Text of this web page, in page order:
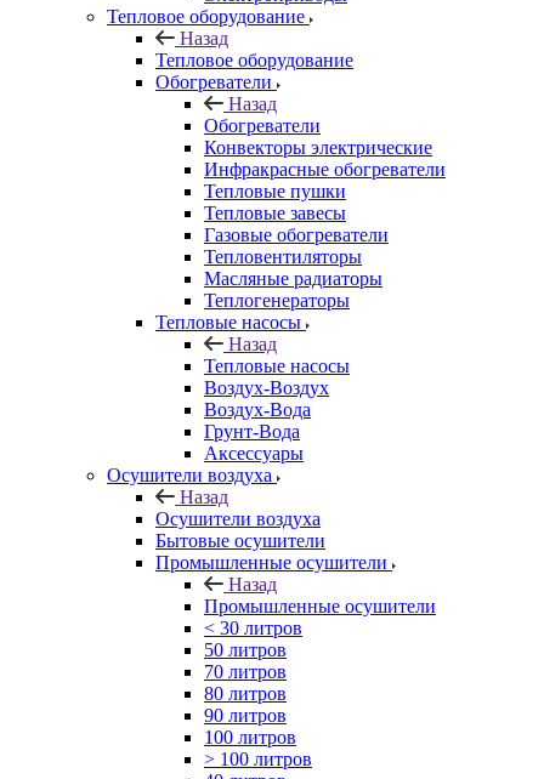
Тепловое оборудование
Назад
Тепловое оборудование
Обогреватели
Назад
Обогреватели
Конвекторы электрические
Инфракрасные обогреватели
Тепловые пушки
Тепловые завесы
Газовые обогреватели
Тепловентиляторы
Масляные радиаторы
Теплогенераторы
Тепловые насосы
Назад
Тепловые насосы
Воздух-Воздух
Воздух-Вода
Грунт-Вода
Аксессуары
Осушители воздуха
Назад
Осушители воздуха
Бытовые осушители
Промышленные осушители
Назад
Промышленные осушители
< 30 литров
50 литров
70 литров
80 литров
90 литров
100 литров
> 100 литров